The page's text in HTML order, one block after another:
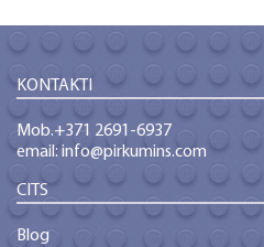
KONTAKTI
Mob.+371 2691-6937
email: info@pirkumins.com
CITS
Blog